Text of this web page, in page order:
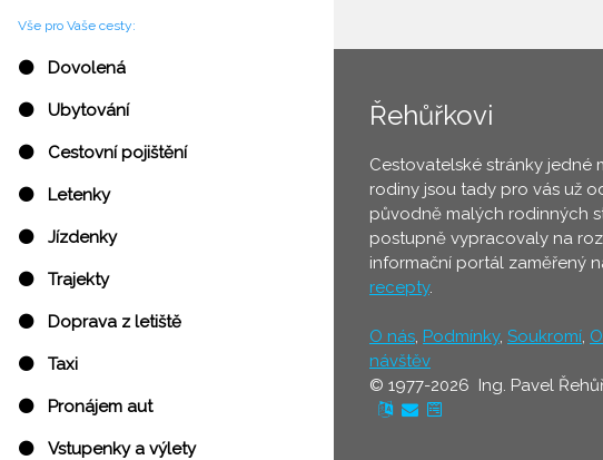
Vše pro Vaše cesty:
⚫ Dovolená
⚫ Ubytování
⚫ Cestovní pojištění
⚫ Letenky
⚫ Jízdenky
⚫ Trajekty
⚫ Doprava z letiště
⚫ Taxi
⚫ Pronájem aut
⚫ Vstupenky a výlety
Řehůřkovi
Cestovatelské stránky jedné
rodiny jsou tady pro vás už
původně malých rodinných
postupně vypracovaly na
informační portál zaměřený
recepty.
O nás, Podmínky, Soukromí,
návštěv
© 1977-2026 Ing. Pavel